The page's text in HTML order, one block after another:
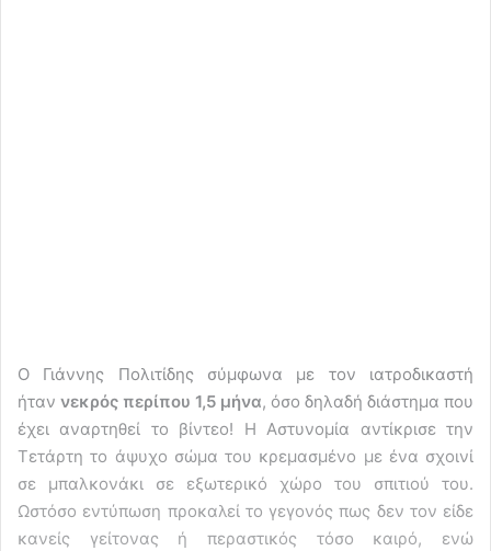
Ο Γιάννης Πολιτίδης σύμφωνα με τον ιατροδικαστή
ήταν νεκρός περίπου 1,5 μήνα, όσο δηλαδή διάστημα που
έχει αναρτηθεί το βίντεο! Η Αστυνομία αντίκρισε την
Τετάρτη το άψυχο σώμα του κρεμασμένο με ένα σχοινί
σε μπαλκονάκι σε εξωτερικό χώρο του σπιτιού του.
Ωστόσο εντύπωση προκαλεί το γεγονός πως δεν τον είδε
κανείς γείτονας ή περαστικός τόσο καιρό, ενώ